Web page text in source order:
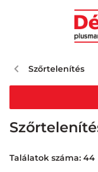
Szőrtelenítés
Találatok száma: 44